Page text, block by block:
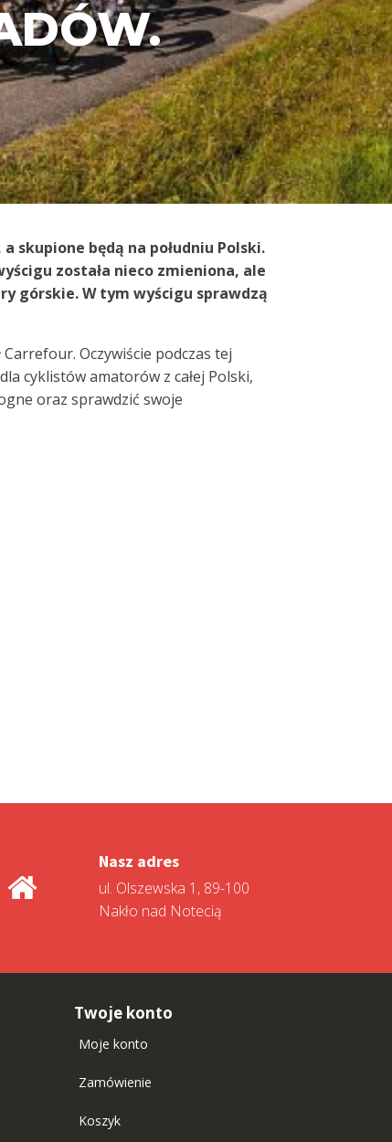
skupione będą na południu Polski.
została nieco zmieniona, ale
górskie. W tym wyścigu sprawdzą
Oczywiście podczas tej
cyklistów amatorów z całej Polski,
oraz sprawdzić swoje
Nasz adres
ul. Olszewska 1, 89-100
Nakło nad Notecią
Twoje konto
Moje konto
Zamówienie
Koszyk